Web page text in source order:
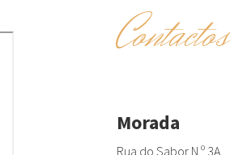
Contactos
Morada
Rua do Sabor N.º 3A